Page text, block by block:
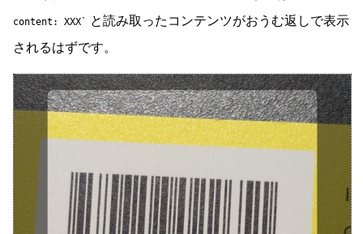
content: XXX
と読み取ったコンテンツがおうむ返しで表示
されるはずです。